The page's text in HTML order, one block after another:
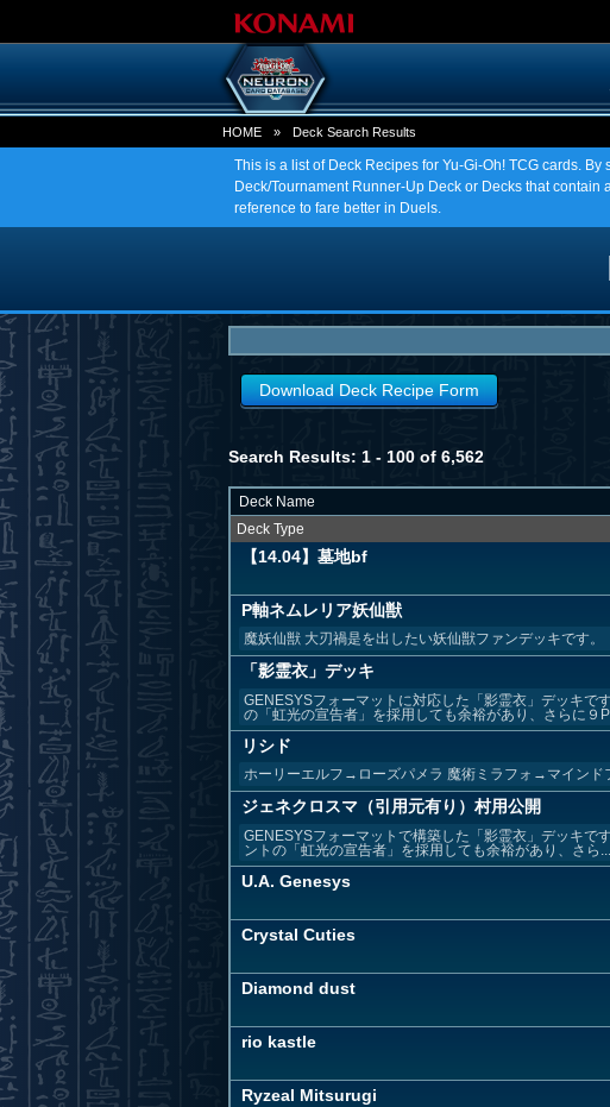
HOME » Deck Search Results
This is a list of Deck Recipes for Yu-Gi-Oh! TCG cards.
Deck/Tournament Runner-Up Deck or Decks that
reference to fare better in Duels.
Download Deck Recipe Form
Search Results: 1 - 100 of 6,562
Deck Name
Deck Type
【14.04】墓地bf
P軸ネムレリア妖仙獣
魔妖仙獣 大刃禍是を出したい妖仙獣ファンデッキです。
「影霊衣」デッキ
GENESYSフォーマットに対応した「影霊衣」デッキで
の「虹光の宣告者」を採用しても余裕があり、さらに９P
リシド
ホーリーエルフ→ローズパメラ 魔術ミラフォ→マインド
ジェネクロスマ（引用元有り）村用公開
GENESYSフォーマットで構築した「影霊衣」デッキで
ントの「虹光の宣告者」を採用しても余裕があり、さら...
U.A. Genesys
Crystal Cuties
Diamond dust
rio kastle
Ryzeal Mitsurugi